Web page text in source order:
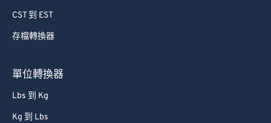
CST 到 EST
存檔轉換器
單位轉換器
Lbs 到 Kg
Kg 到 Lbs